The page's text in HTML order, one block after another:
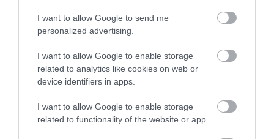
I want to allow Google to send me
personalized advertising.
I want to allow Google to enable storage
related to analytics like cookies on web or
device identifiers in apps.
I want to allow Google to enable storage
related to functionality of the website or app.
alkalommal is rácsapják az
emberre a
telefont.Összességben a kaja
jó de ajánlott lenne egy
házhozszállítási lehetőség
étlapot is bővíteni.
1 csillag a bunkó személyzet